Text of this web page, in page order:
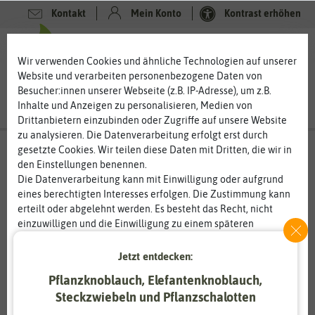
Kontakt Mein Konto Kontrast erhöhen
Wir verwenden Cookies und ähnliche Technologien auf unserer
Website und verarbeiten personenbezogene Daten von
Besucher:innen unserer Webseite (z.B. IP-Adresse), um z.B.
Inhalte und Anzeigen zu personalisieren, Medien von
Drittanbietern einzubinden oder Zugriffe auf unsere Website
zu analysieren. Die Datenverarbeitung erfolgt erst durch
gesetzte Cookies. Wir teilen diese Daten mit Dritten, die wir in
den Einstellungen benennen.
Die Datenverarbeitung kann mit Einwilligung oder aufgrund
eines berechtigten Interesses erfolgen. Die Zustimmung kann
erteilt oder abgelehnt werden. Es besteht das Recht, nicht
einzuwilligen und die Einwilligung zu einem späteren
Informationen zur Verwendung personenbezogener Daten und
Essenziell Statistik
Jetzt entdecken:
Pflanzknoblauch, Elefantenknoblauch,
Steckzwiebeln und Pflanzschalotten